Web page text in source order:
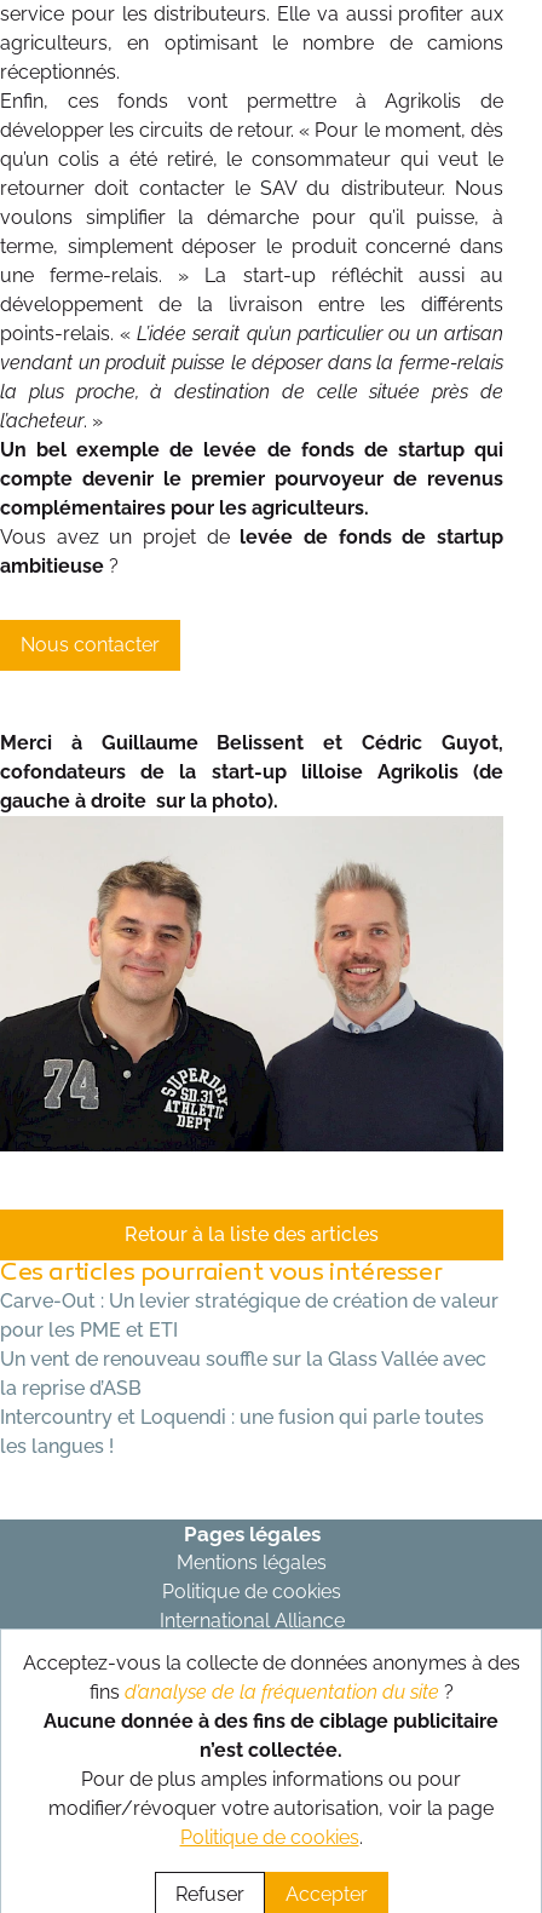
service pour les distributeurs. Elle va aussi profiter aux
agriculteurs, en optimisant le nombre de camions
réceptionnés.
Enfin, ces fonds vont permettre à Agrikolis de
développer les circuits de retour. « Pour le moment, dès
qu’un colis a été retiré, le consommateur qui veut le
retourner doit contacter le SAV du distributeur. Nous
voulons simplifier la démarche pour qu’il puisse, à
terme, simplement déposer le produit concerné dans
une ferme-relais. » La start-up réfléchit aussi au
développement de la livraison entre les différents
points-relais. «L’idée serait qu’un particulier ou un artisan
vendant un produit puisse le déposer dans la ferme-relais
la plus proche, à destination de celle située près de
l’acheteur. »
Un bel exemple de levée de fonds de startup qui
compte devenir le premier pourvoyeur de revenus
complémentaires pour les agriculteurs.
Vous avez un projet de levée de fonds de startup
ambitieuse ?
Nous contacter
Merci à Guillaume Belissent et Cédric Guyot,
cofondateurs de la start-up lilloise Agrikolis (de
gauche à droite sur la photo).
Retour à la liste des articles
Ces articles pourraient vous intéresser
Carve-Out : Un levier stratégique de création de valeur
pour les PME et ETI
Un vent de renouveau souffle sur la Glass Vallée avec
la reprise d’ASB
Intercountry et Loquendi : une fusion qui parle toutes
les langues !
Pages légales
Mentions légales
Politique de cookies
International Alliance
Conception et réalisation
Abonnez-vous à notre newsletter
S’abonner
Suivez-nous sur nos réseaux
Acceptez-vous la collecte de données anonymes à des
fins d’analyse de la fréquentation du site ?
Aucune donnée à des fins de ciblage publicitaire
n’est collectée.
Pour de plus amples informations ou pour
modifier/révoquer votre autorisation, voir la page
Politique de cookies.
Refuser Accepter